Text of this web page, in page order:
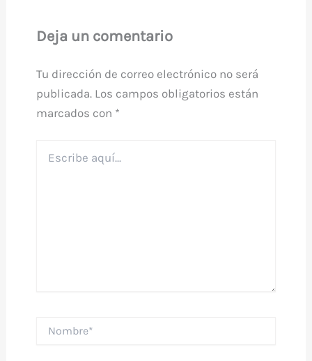
Deja un comentario
Tu dirección de correo electrónico no será
publicada. Los campos obligatorios están
marcados con *
aquí...